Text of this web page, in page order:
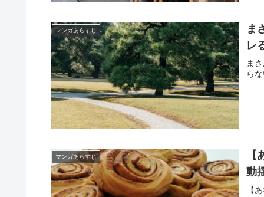
マンガあらすじ
ま
レ
ま
ら
マンガあらすじ
動
【